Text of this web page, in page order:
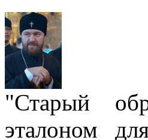
"Старый
эталоном